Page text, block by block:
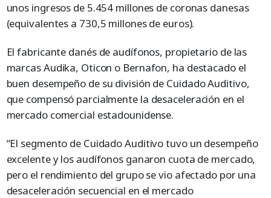
unos ingresos de 5.454 millones de coronas danesas
(equivalentes a 730,5 millones de euros).
El fabricante danés de audífonos, propietario de las
marcas Audika, Oticon o Bernafon, ha destacado el
buen desempeño de su división de Cuidado Auditivo,
que compensó parcialmente la desaceleración en el
mercado comercial estadounidense.
“El segmento de Cuidado Auditivo tuvo un desempeño
excelente y los audífonos ganaron cuota de mercado,
pero el rendimiento del grupo se vio afectado por una
desaceleración secuencial en el mercado